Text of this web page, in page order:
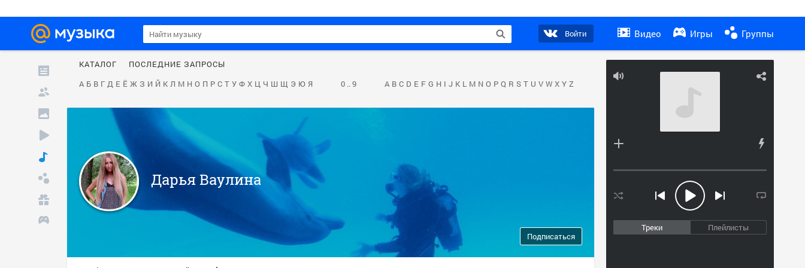
Войти Видео Игры Группы
Треки Плейлисты
КАТАЛОГ
ПОСЛЕДНИЕ ЗАПРОСЫ
А Б В Г Д Е Ё Ж З И Й К Л М Н О П Р С Т У Ф Х Ц Ч Ш Щ Э Ю Я 0 .. 9 A B C D E F G H I J K L M N O P Q R S T U V W X Y Z
Дарья Ваулина
Подписаться